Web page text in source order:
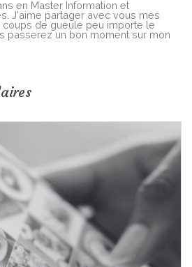
en Master Information et
J'aime partager avec vous mes
de gueule peu importe le
passerez un bon moment sur mon